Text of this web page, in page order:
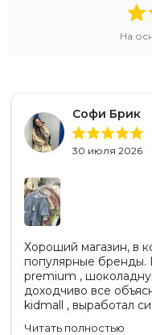
На
Софи Брик
30 июля 2026
Хороший магазин, в
популярные бренды.
premium ,
доходчиво все объяснил. Очень
kidmall , выработал
Читать полностью